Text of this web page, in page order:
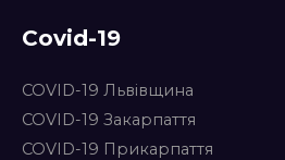
Covid-19
COVID-19 Львівщина
COVID-19 Закарпаття
COVID-19 Прикарпаття